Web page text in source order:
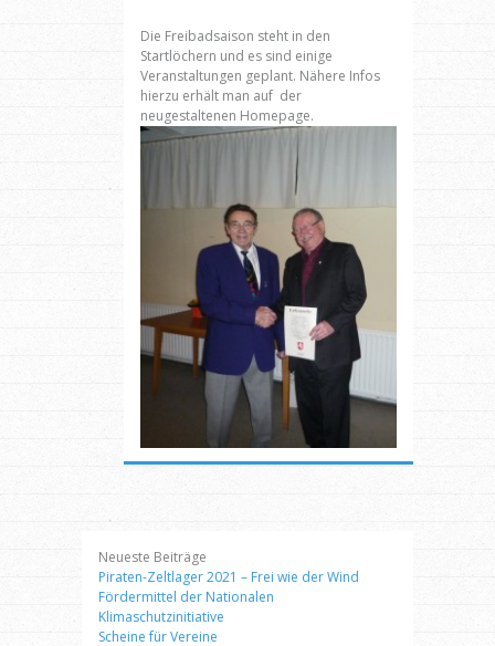
Die Freibadsaison steht in den
Startlöchern und es sind einige
Veranstaltungen geplant. Nähere Infos
hierzu erhält man auf der
neugestaltenen Homepage.
Neueste Beiträge
Piraten-Zeltlager 2021 – Frei wie der Wind
Fördermittel der Nationalen
Klimaschutzinitiative
Scheine für Vereine